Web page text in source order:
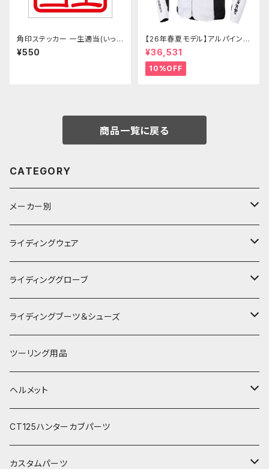
角印ステッカー 一生適当(いっし
ょうてきとう) 抜き文字 レッド 2
枚入り
¥550
【26年春夏モデル】アルパインス
ターズ T-GP IGNITION v2 AI
R JACKET
¥36,531
10%OFF
商品一覧に戻る
CATEGORY
メーカー別
KUSHITANI
RSタイチ
アルパインスターズ
アライヘルメット
SHOEI
OGKカブト
HJC
ライディングウェア
春夏ライディングジャケット
春夏ライディングパンツ
秋冬ライディングジャケット
電熱ウェア
秋冬ライディングパンツ
秋冬防寒インナーウェア
レザーウェア
ライディンググローブ
オールシーズングローブ
メッシュグローブ
秋冬防風防寒グローブ
電熱グローブ
ライディングブーツ＆シューズ
ライディングブーツ
ライディングシューズ
ツーリング用品
ヘルメット
フルフェイスヘルメット
オープンフェイスヘルメット
CT125ハンターカブパーツ
カスタムパーツ